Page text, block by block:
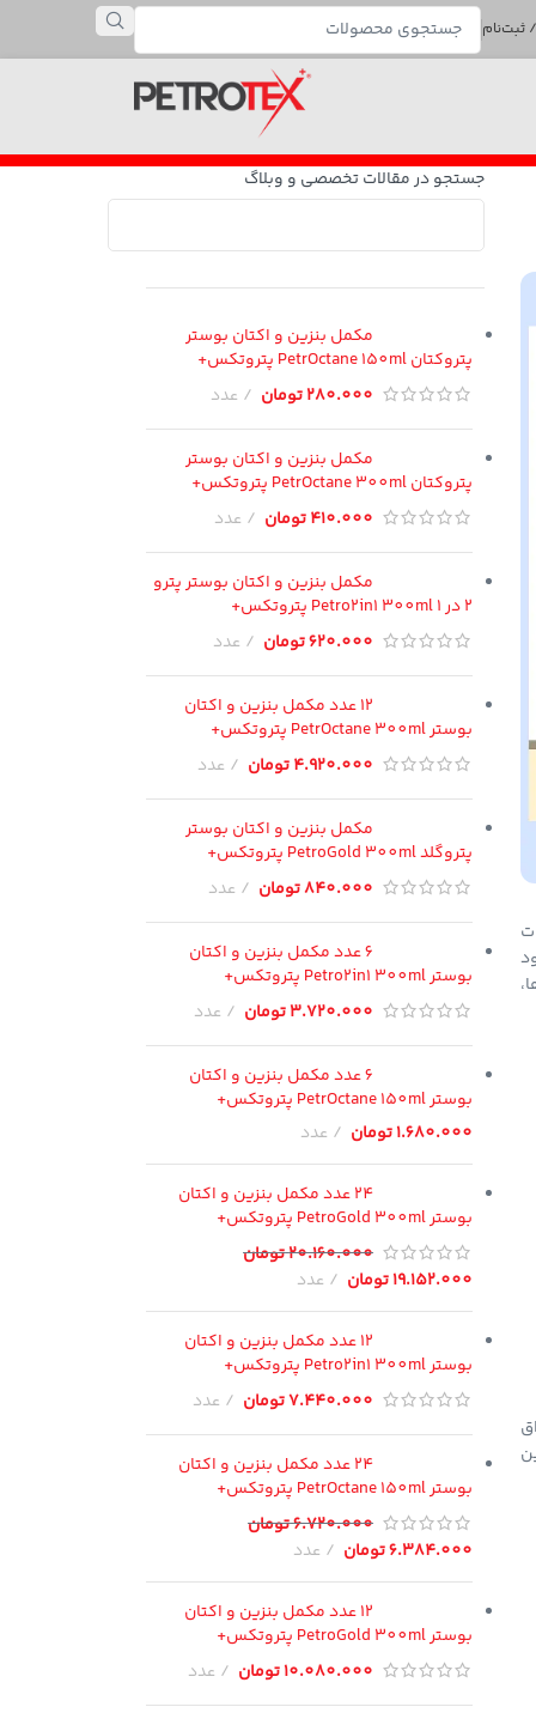
ثبت‌نام
جستجو در مقالات تخصصی و وبلاگ
مکمل بنزین و اکتان بوستر
پتروکتان PetrOctane 150ml پتروتکس+
280.000تومان عدد
مکمل بنزین و اکتان بوستر
پتروکتان PetrOctane 300ml پتروتکس+
410.000تومان عدد
مکمل بنزین و اکتان بوستر پترو
2 در 1 Petro2in1 300ml پتروتکس+
620.000تومان عدد
12 عدد مکمل بنزین و اکتان
بوستر PetrOctane 300ml پتروتکس+
4.920.000تومان عدد
مکمل بنزین و اکتان بوستر
پتروگلد PetroGold 300ml پتروتکس+
840.000تومان عدد
6 عدد مکمل بنزین و اکتان
بوستر Petro2in1 300ml پتروتکس+
3.720.000تومان عدد
6 عدد مکمل بنزین و اکتان
بوستر PetrOctane 150ml پتروتکس+
1.680.000تومان عدد
24 عدد مکمل بنزین و اکتان
بوستر PetroGold 300ml پتروتکس+
20.160.000تومان
19.152.000تومان عدد
12 عدد مکمل بنزین و اکتان
بوستر Petro2in1 300ml پتروتکس+
7.440.000تومان عدد
24 عدد مکمل بنزین و اکتان
بوستر PetrOctane 150ml پتروتکس+
6.720.000تومان
6.384.000تومان عدد
12 عدد مکمل بنزین و اکتان
بوستر PetroGold 300ml پتروتکس+
10.080.000تومان عدد